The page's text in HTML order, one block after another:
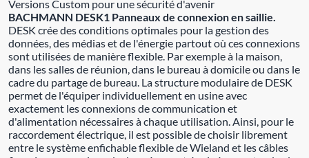
Versions Custom pour une sécurité d'avenir
BACHMANN DESK1 Panneaux de connexion en saillie.
DESK crée des conditions optimales pour la gestion des
données, des médias et de l'énergie partout où ces connexions
sont utilisées de manière flexible. Par exemple à la maison,
dans les salles de réunion, dans le bureau à domicile ou dans le
cadre du partage de bureau. La structure modulaire de DESK
permet de l'équiper individuellement en usine avec
exactement les connexions de communication et
d'alimentation nécessaires à chaque utilisation. Ainsi, pour le
raccordement électrique, il est possible de choisir librement
entre le système enfichable flexible de Wieland et les câbles